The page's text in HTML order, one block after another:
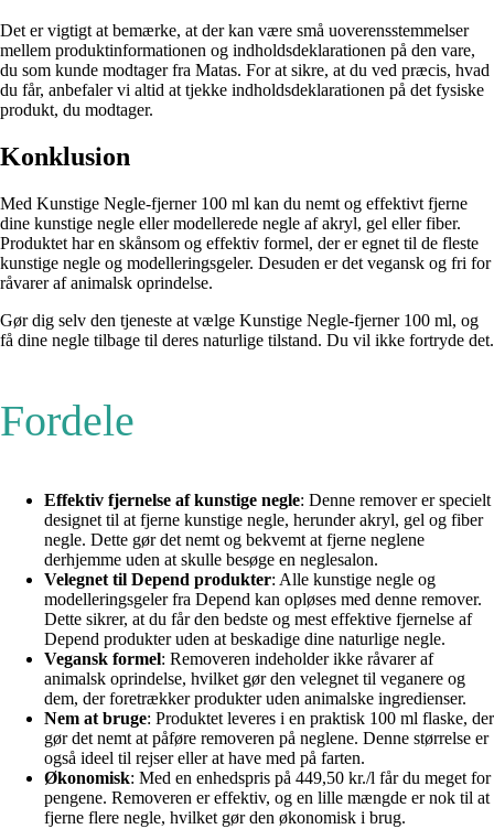
Det er vigtigt at bemærke, at der kan være små uoverensstemmelser
mellem produktinformationen og indholdsdeklarationen på den vare,
du som kunde modtager fra Matas. For at sikre, at du ved præcis, hvad
du får, anbefaler vi altid at tjekke indholdsdeklarationen på det fysiske
produkt, du modtager.
Konklusion
Med Kunstige Negle-fjerner 100 ml kan du nemt og effektivt fjerne
dine kunstige negle eller modellerede negle af akryl, gel eller fiber.
Produktet har en skånsom og effektiv formel, der er egnet til de fleste
kunstige negle og modelleringsgeler. Desuden er det vegansk og fri for
råvarer af animalsk oprindelse.
Gør dig selv den tjeneste at vælge Kunstige Negle-fjerner 100 ml, og
få dine negle tilbage til deres naturlige tilstand. Du vil ikke fortryde det.
Fordele
Effektiv fjernelse af kunstige negle: Denne remover er specielt
designet til at fjerne kunstige negle, herunder akryl, gel og fiber
negle. Dette gør det nemt og bekvemt at fjerne neglene
derhjemme uden at skulle besøge en neglesalon.
Velegnet til Depend produkter: Alle kunstige negle og
modelleringsgeler fra Depend kan opløses med denne remover.
Dette sikrer, at du får den bedste og mest effektive fjernelse af
Depend produkter uden at beskadige dine naturlige negle.
Vegansk formel: Removeren indeholder ikke råvarer af
animalsk oprindelse, hvilket gør den velegnet til veganere og
dem, der foretrækker produkter uden animalske ingredienser.
Nem at bruge: Produktet leveres i en praktisk 100 ml flaske, der
gør det nemt at påføre removeren på neglene. Denne størrelse er
også ideel til rejser eller at have med på farten.
Økonomisk: Med en enhedspris på 449,50 kr./l får du meget for
pengene. Removeren er effektiv, og en lille mængde er nok til at
fjerne flere negle, hvilket gør den økonomisk i brug.